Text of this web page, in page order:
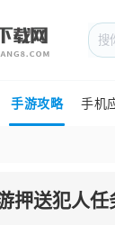
手游攻略 手机
押送犯人